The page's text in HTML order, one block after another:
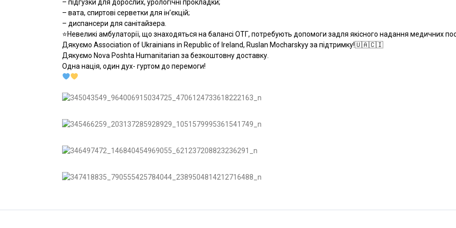
– підгузки для дорослих, урологічні прокладки;
– вата, спиртові серветки для ін’єкцій;
– диспансери для санітайзера.
⭐️Невеликі амбулаторії, що знаходяться на балансі ОТГ, потребують допомоги задля якісного надання медичних
Дякуємо Association of Ukrainians in Republic of Ireland, Ruslan Mocharskyy за підтримку!🇺🇦🇨🇮
Дякуємо Nova Poshta Humanitarian за безкоштовну доставку.
Одна нація, один дух- гуртом до перемоги!